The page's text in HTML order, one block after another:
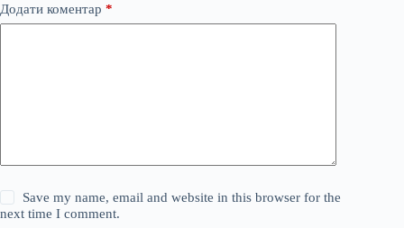
Додати коментар *
Save my name, email and website in this browser for the
next time I comment.